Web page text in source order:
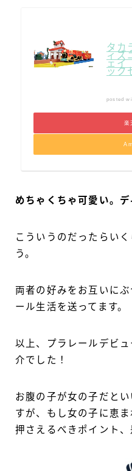
タカ
ィズ
ェイ
ック
posted
楽
めちゃくちゃ可愛い。デ
こういうのだったらい
う。
両者の好みをお互いに
ール生活を送ってます。
以上、プラレールデビ
介でした！
お腹の子が女の子だと
すが、もし女の子に恵
押さえるべきポイント、